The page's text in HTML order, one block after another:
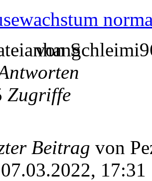
von
Zugriffe
Beitrag von
17:31